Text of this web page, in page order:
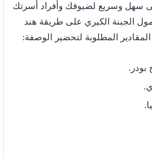
سهل وسريع لضيوفك وأفراد أسرتك
الجبنة الكيري على طريقة هند
المطلوبة لتحضير الوصفة:
بودر.